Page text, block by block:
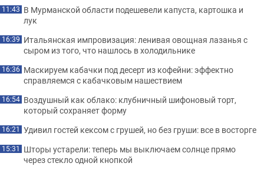
11:43 В Мурманской области подешевели капуста, картошка и
лук
16:39 Итальянская импровизация: ленивая овощная лазанья с
сыром из того, что нашлось в холодильнике
16:36 Маскируем кабачки под десерт из кофейни: эффектно
справляемся с кабачковым нашествием
16:54 Воздушный как облако: клубничный шифоновый торт,
который сохраняет форму
16:21 Удивил гостей кексом с грушей, но без груши: все в восторге
15:31 Шторы устарели: теперь мы выключаем солнце прямо
через стекло одной кнопкой